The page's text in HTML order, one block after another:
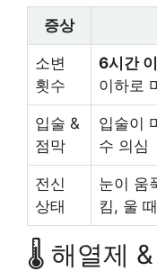
증상
소변
횟수
6시간
이하로
입술 &
점막
입술이
수 의심
전신
상태
눈이 움
킴, 울
🌡️ 해열제